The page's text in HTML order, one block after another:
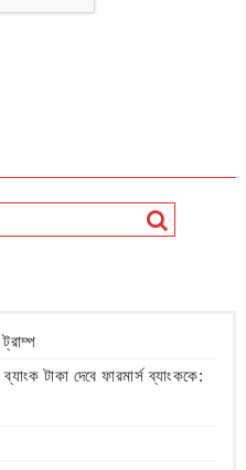
টাকা দেবে ফারমার্স ব্যাংককে: